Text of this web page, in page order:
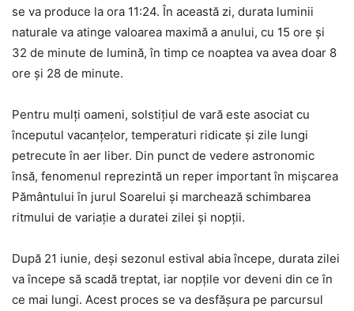
se va produce la ora 11:24. În această zi, durata luminii
naturale va atinge valoarea maximă a anului, cu 15 ore și
32 de minute de lumină, în timp ce noaptea va avea doar 8
ore și 28 de minute.
Pentru mulți oameni, solstițiul de vară este asociat cu
începutul vacanțelor, temperaturi ridicate și zile lungi
petrecute în aer liber. Din punct de vedere astronomic
însă, fenomenul reprezintă un reper important în mișcarea
Pământului în jurul Soarelui și marchează schimbarea
ritmului de variație a duratei zilei și nopții.
După 21 iunie, deși sezonul estival abia începe, durata zilei
va începe să scadă treptat, iar nopțile vor deveni din ce în
ce mai lungi. Acest proces se va desfășura pe parcursul